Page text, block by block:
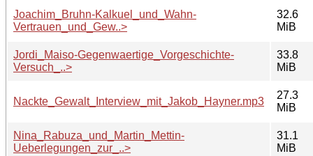
Joachim_Bruhn-Kalkuel_und_Wahn-
Vertrauen_und_Gew..>
32.6
MiB
Jordi_Maiso-Gegenwaertige_Vorgeschichte-
Versuch_..>
33.8
MiB
Nackte_Gewalt_Interview_mit_Jakob_Hayner.mp3
27.3
MiB
Nina_Rabuza_und_Martin_Mettin-
Ueberlegungen_zur_..>
31.1
MiB